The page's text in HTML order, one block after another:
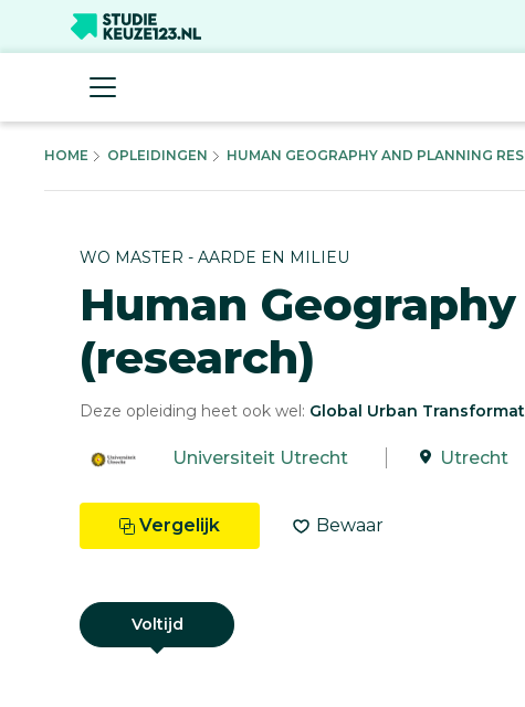
HOME OPLEIDINGEN HUMAN GEOGRAPHY AND PLANNING
WO MASTER - AARDE EN MILIEU
Human
(research)
Deze opleiding heet ook wel: Global Urban
Universiteit Utrecht Utrecht
Vergelijk Bewaar
Voltijd